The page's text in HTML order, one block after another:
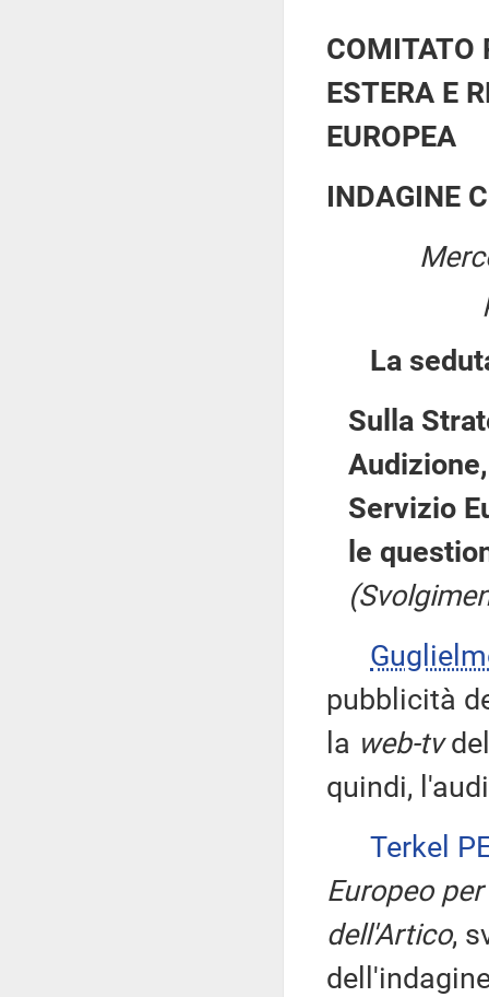
COMITATO
ESTERA E
EUROPEA
INDAGINE
La
Sulla
Servizio
le
pubblicità
la web-tv
quindi,
Terkel
Europeo
dell'Artico,